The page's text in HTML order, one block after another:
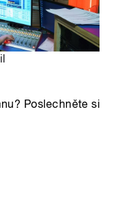
Poslechněte si